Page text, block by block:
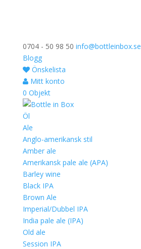
0704 - 50 98 50 info@bottleinbox.se
Blogg
Önskelista
Mitt konto
0 Objekt
Öl
Ale
Anglo-amerikansk stil
Amber ale
Amerikansk pale ale (APA)
Barley wine
Black IPA
Brown Ale
Imperial/Dubbel IPA
India pale ale (IPA)
Old ale
Session IPA